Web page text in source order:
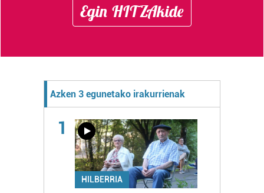
Egin HITZAkide
Azken 3 egunetako irakurrienak
1
HILBERRIA